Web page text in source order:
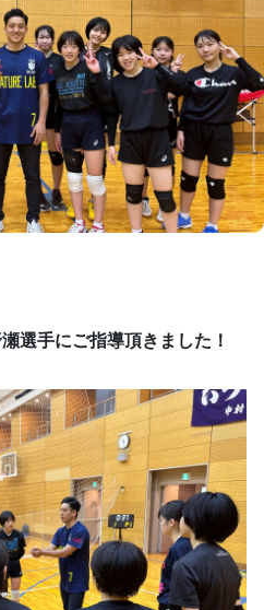
選手にご指導頂きました！